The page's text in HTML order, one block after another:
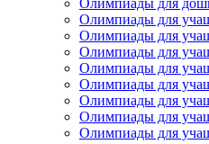
Олимпиады для
Олимпиады для
Олимпиады для
Олимпиады для
Олимпиады для
Олимпиады для
Олимпиады для
Олимпиады для
Олимпиады для